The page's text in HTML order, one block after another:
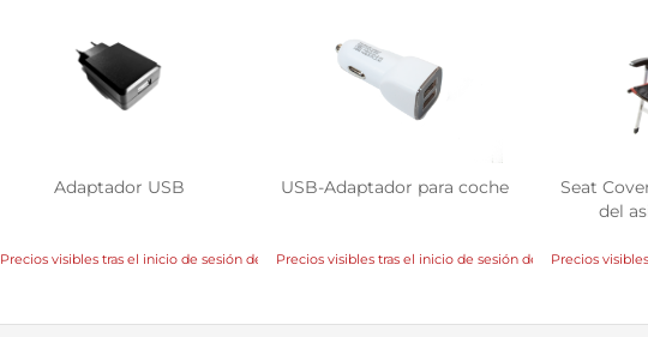
Adaptador USB
Precios visibles tras el inicio de sesión del distribuidor
USB-Adaptador para coche
Precios visibles tras el inicio de sesión del distribuidor
Seat
del
Precios